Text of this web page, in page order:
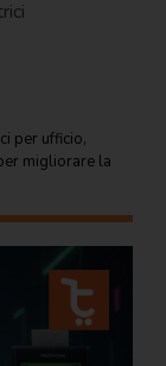
per ufficio,
migliorare la